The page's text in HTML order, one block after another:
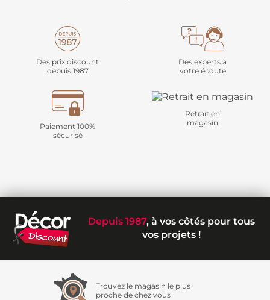
Des prix discount
depuis 1987
Des experts à
votre écoute
Paiement 100%
sécurisé
Retrait en
magasin
Depuis 1987, à vos côtés pour tous
vos projets !
Trouvez le magasin le plus
proche de chez vous